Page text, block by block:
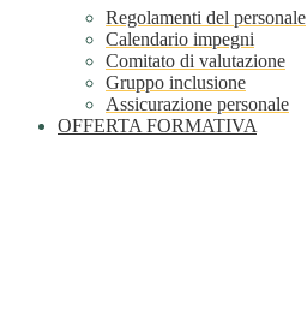
Regolamenti del personale
Calendario impegni
Comitato di valutazione
Gruppo inclusione
Assicurazione personale
OFFERTA FORMATIVA